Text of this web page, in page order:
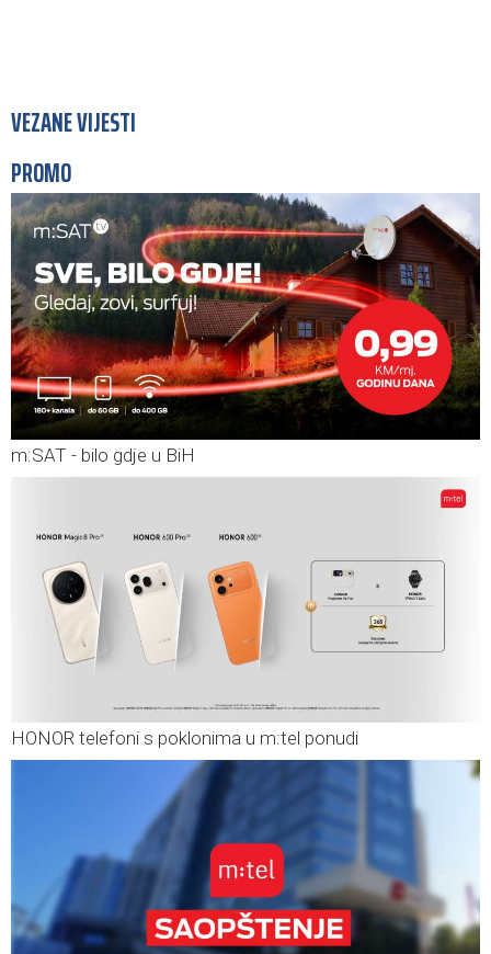
VEZANE VIJESTI
PROMO
m:SAT - bilo gdje u BiH
HONOR telefoni s poklonima u m:tel ponudi